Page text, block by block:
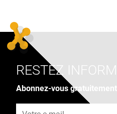
RESTEZ
Abonnez-vous